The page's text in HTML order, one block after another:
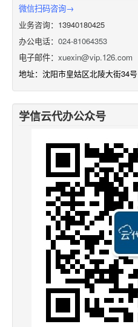
微信扫码咨询→
业务咨询：13940180425
办公电话： 024-81064353
电子邮件： xuexin@vip.126.com
地址：沈阳市皇姑区北陵大街34号
学信云代办公众号